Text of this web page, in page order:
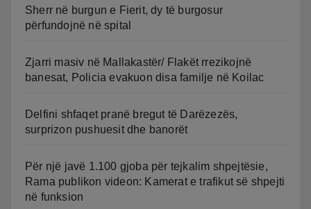
Sherr në burgun e Fierit, dy të burgosur
përfundojnë në spital
Zjarri masiv në Mallakastër/ Flakët rrezikojnë
banesat, Policia evakuon disa familje në Koilac
Delfini shfaqet pranë bregut të Darëzezës,
surprizon pushuesit dhe banorët
Për një javë 1.100 gjoba për tejkalim shpejtësie,
Rama publikon videon: Kamerat e trafikut së shpejti
në funksion